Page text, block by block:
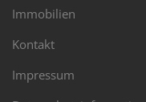
Immobilien
Kontakt
Impressum